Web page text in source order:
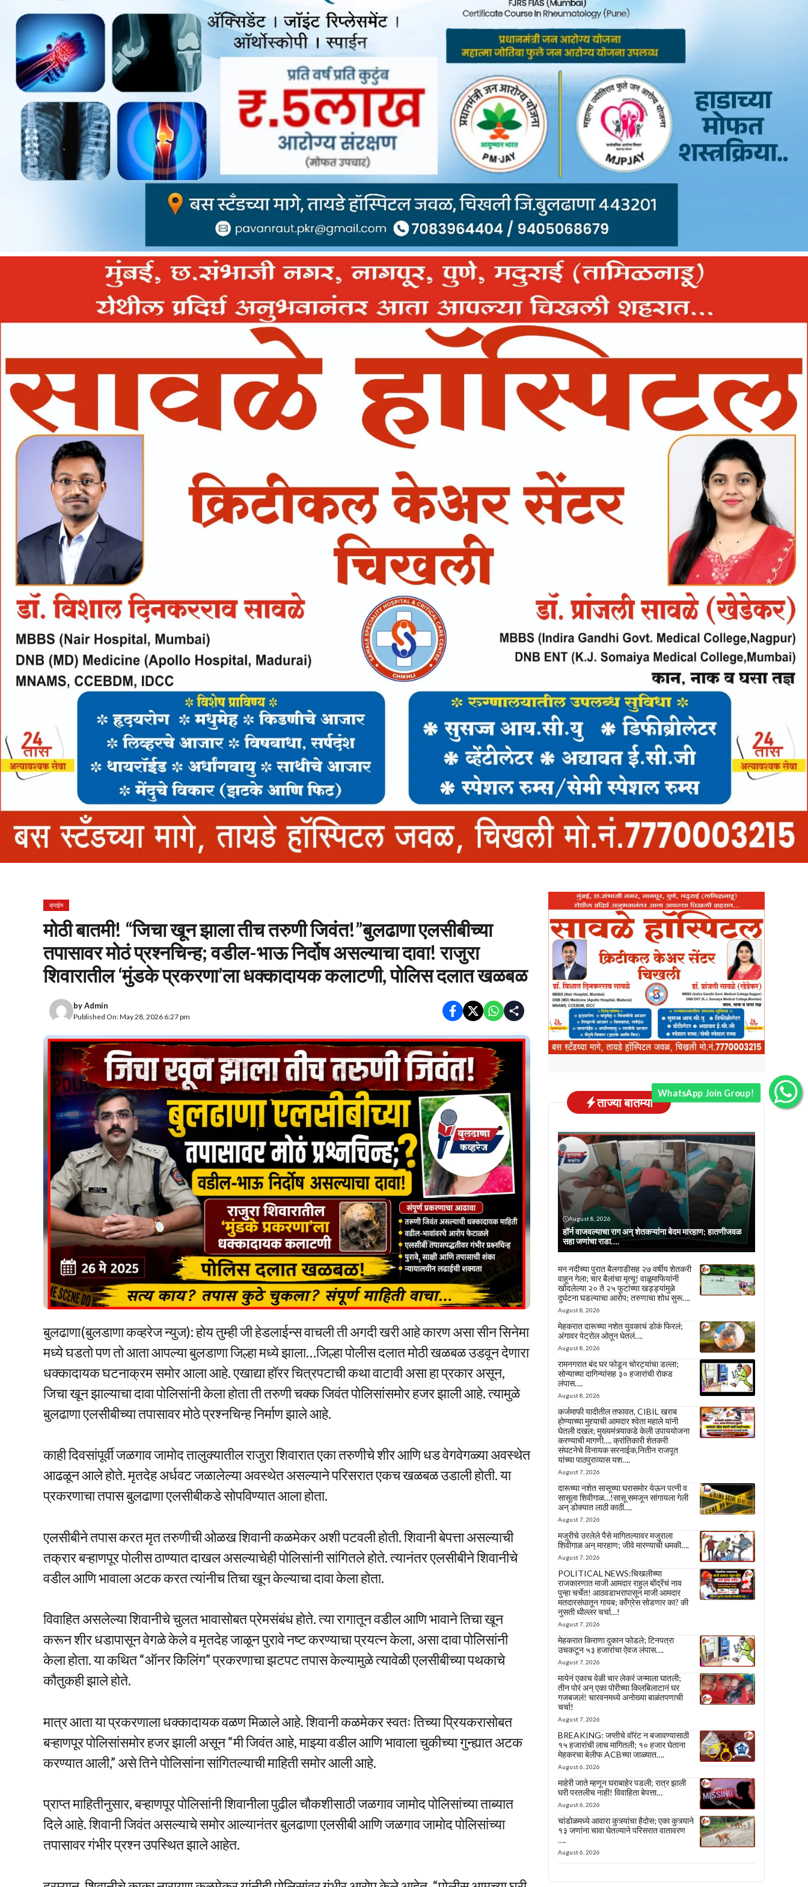
क्राईम
मोठी बातमी! “जिचा खून झाला तीच तरुणी जिवंत!”बुलढाणा एलसीबीच्या
तपासावर मोठं प्रश्नचिन्ह; वडील-भाऊ निर्दोष असल्याचा दावा! राजुरा
शिवारातील ‘मुंडके प्रकरणा’ला धक्कादायक कलाटणी, पोलिस दलात खळबळ
byAdmin
Published On: May 28, 2026 6:27 pm
बुलढाणा(बुलडाणा कव्हरेज न्युज): होय तुम्ही जी हेडलाईन्स वाचली ती अगदी खरी आहे कारण असा सीन सिनेमा
मध्ये घडतो पण तो आता आपल्या बुलडाणा जिल्हा मध्ये झाला…जिल्हा पोलीस दलात मोठी खळबळ उडवून देणारा
धक्कादायक घटनाक्रम समोर आला आहे. एखाद्या हॉरर चित्रपटाची कथा वाटावी असा हा प्रकार असून,
जिचा खून झाल्याचा दावा पोलिसांनी केला होता ती तरुणी चक्क जिवंत पोलिसांसमोर हजर झाली आहे. त्यामुळे
बुलढाणा एलसीबीच्या तपासावर मोठे प्रश्नचिन्ह निर्माण झाले आहे.
काही दिवसांपूर्वी जळगाव जामोद तालुक्यातील राजुरा शिवारात एका तरुणीचे शीर आणि धड वेगवेगळ्या अवस्थेत
आढळून आले होते. मृतदेह अर्धवट जळालेल्या अवस्थेत असल्याने परिसरात एकच खळबळ उडाली होती. या
प्रकरणाचा तपास बुलढाणा एलसीबीकडे सोपविण्यात आला होता.
एलसीबीने तपास करत मृत तरुणीची ओळख शिवानी कळमेकर अशी पटवली होती. शिवानी बेपत्ता असल्याची
तक्रार बऱ्हाणपूर पोलीस ठाण्यात दाखल असल्याचेही पोलिसांनी सांगितले होते. त्यानंतर एलसीबीने शिवानीचे
वडील आणि भावाला अटक करत त्यांनीच तिचा खून केल्याचा दावा केला होता.
विवाहित असलेल्या शिवानीचे चुलत भावासोबत प्रेमसंबंध होते. त्या रागातून वडील आणि भावाने तिचा खून
करून शीर धडापासून वेगळे केले व मृतदेह जाळून पुरावे नष्ट करण्याचा प्रयत्न केला, असा दावा पोलिसांनी
केला होता. या कथित “ऑनर किलिंग” प्रकरणाचा झटपट तपास केल्यामुळे त्यावेळी एलसीबीच्या पथकाचे
कौतुकही झाले होते.
मात्र आता या प्रकरणाला धक्कादायक वळण मिळाले आहे. शिवानी कळमेकर स्वतः तिच्या प्रियकरासोबत
बऱ्हाणपूर पोलिसांसमोर हजर झाली असून “मी जिवंत आहे, माझ्या वडील आणि भावाला चुकीच्या गुन्ह्यात अटक
करण्यात आली,” असे तिने पोलिसांना सांगितल्याची माहिती समोर आली आहे.
प्राप्त माहितीनुसार, बऱ्हाणपूर पोलिसांनी शिवानीला पुढील चौकशीसाठी जळगाव जामोद पोलिसांच्या ताब्यात
दिले आहे. शिवानी जिवंत असल्याचे समोर आल्यानंतर बुलढाणा एलसीबी आणि जळगाव जामोद पोलिसांच्या
तपासावर गंभीर प्रश्न उपस्थित झाले आहेत.
ताज्या बातम्या
August 8, 2026
हॉर्न वाजवल्याचा राग अन् शेतकऱ्यांना बेदम मारहाण; हातणीजवळ
सहा जणांचा राडा….
मन नदीच्या पुरात बैलगाडीसह २७ वर्षीय शेतकरी
वाहून गेला; चार बैलांचा मृत्यू! वाळूमाफियांनी
खोदलेल्या २० ते २५ फुटांच्या खड्ड्यांमुळे
दुर्घटना घडल्याचा आरोप; तरुणाचा शोध सुरू….
August 8, 2026
मेहकरात दारूच्या नशेत युवकाचं डोकं फिरलं;
अंगावर पेट्रोल ओतून घेतलं….
August 8, 2026
रामनगरात बंद घर फोडून चोरट्यांचा डल्ला;
सोन्याच्या दागिन्यांसह ३० हजारांची रोकड
लंपास….
August 8, 2026
कर्जमाफी यादीतील तफावत, CIBIL खराब
होण्याच्या मुद्द्याची आमदार श्वेता महाले यांनी
घेतली दखल; मुख्यमंत्र्याकडे केली उपाययोजना
करण्याची मागणी…. क्रांतिकारी शेतकरी
संघटनेचे विनायक सरनाईक,नितीन राजपूत
यांच्या पाठपुराव्यास यश….
August 7, 2026
दारूच्या नशेत सासूच्या घरासमोर येऊन पत्नी व
सासूला शिवीगाळ…!सासू समजून सांगायला गेली
अन् डोक्यात लाठी काठी….
August 7, 2026
मजुरीचे उरलेले पैसे मागितल्यावर मजुराला
शिवीगाळ अन् मारहाण; जीवे मारण्याची धमकी….
August 7, 2026
POLITICAL NEWS:चिखलीच्या
राजकारणात माजी आमदार राहुल बोंद्रेंचं नाव
पुन्हा चर्चेत! आठवडाभरापासून माजी आमदार
मतदारसंघातून गायब; काँग्रेस सोडणार का? की
नुसती थील्लर चर्चा…!
August 7, 2026
मेहकरात किराणा दुकान फोडले; टिनपत्रा
उचकटून ५३ हजारांचा ऐवज लंपास….
August 7, 2026
मायेनं एकाच वेळी चार लेकरं जन्माला घातली;
तीन पोरं अन् एका पोरीच्या किलबिलाटानं घर
गजबजलं! चारवनमध्ये अनोख्या बाळंतपणाची
चर्चा!
August 7, 2026
BREAKING: जप्तीचे वॉरंट न बजावण्यासाठी
१५ हजारांची लाच मागितली; १० हजार घेताना
मेहकरचा बेलीफ ACBच्या जाळ्यात….
August 6, 2026
माहेरी जाते म्हणून घराबाहेर पडली; रात्र झाली
घरी परतलीच नाही! विवाहिता बेपत्ता…
August 6, 2026
चांडोळमध्ये आवारा कुत्र्यांचा हैदोस; एका कुत्र्याने
१३ जणांना चावा घेतल्याने परिसरात वातावरण
….
August 6, 2026
WhatsApp Join Group!